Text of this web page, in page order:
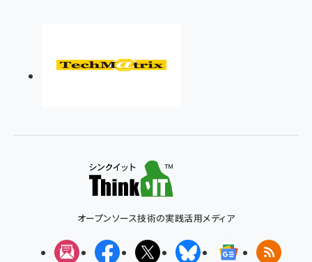
オープンソース技術の実践活用メディア
メルマガFacebookX(エックス)BlueskyGoogleニュ
RSS